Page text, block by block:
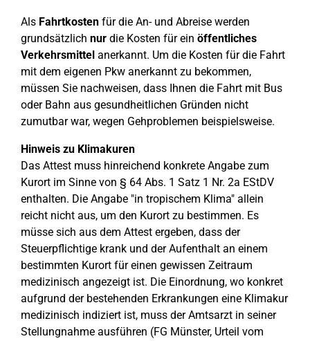
Als Fahrtkosten für die An- und Abreise werden
grundsätzlich nur die Kosten für ein öffentliches
Verkehrsmittel anerkannt. Um die Kosten für die Fahrt
mit dem eigenen Pkw anerkannt zu bekommen,
müssen Sie nachweisen, dass Ihnen die Fahrt mit Bus
oder Bahn aus gesundheitlichen Gründen nicht
zumutbar war, wegen Gehproblemen beispielsweise.
Hinweis zu Klimakuren
Das Attest muss hinreichend konkrete Angabe zum
Kurort im Sinne von § 64 Abs. 1 Satz 1 Nr. 2a EStDV
enthalten. Die Angabe "in tropischem Klima" allein
reicht nicht aus, um den Kurort zu bestimmen. Es
müsse sich aus dem Attest ergeben, dass der
Steuerpflichtige krank und der Aufenthalt an einem
bestimmten Kurort für einen gewissen Zeitraum
medizinisch angezeigt ist. Die Einordnung, wo konkret
aufgrund der bestehenden Erkrankungen eine Klimakur
medizinisch indiziert ist, muss der Amtsarzt in seiner
Stellungnahme ausführen (FG Münster, Urteil vom